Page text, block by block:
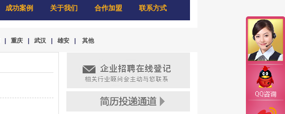
成功案例 关于我们 合作加盟 联系方式
重庆 武汉 雄安 其他